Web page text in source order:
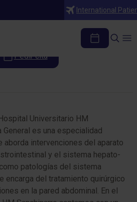
International
General
Pedir cita
Universitario HM
General es una especialidad
aborda intervenciones del aparato
y el sistema hepato-
patologías del sistema
encarga del tratamiento quirúrgico
en la pared abdominal. En el